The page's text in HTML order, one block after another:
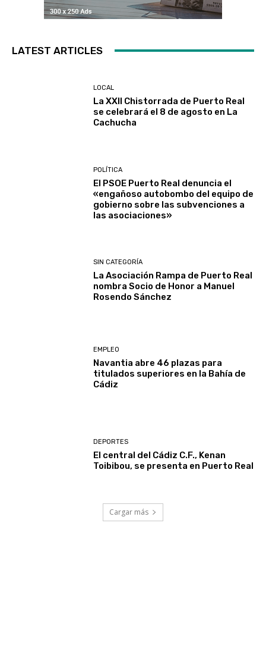
LATEST ARTICLES
LOCAL
La XXII Chistorrada de Puerto Real
se celebrará el 8 de agosto en La
Cachucha
POLÍTICA
El PSOE Puerto Real denuncia el
«engañoso autobombo del equipo de
gobierno sobre las subvenciones a
las asociaciones»
SIN CATEGORÍA
La Asociación Rampa de Puerto Real
nombra Socio de Honor a Manuel
Rosendo Sánchez
EMPLEO
Navantia abre 46 plazas para
titulados superiores en la Bahía de
Cádiz
DEPORTES
El central del Cádiz C.F., Kenan
Toibibou, se presenta en Puerto Real
Cargar más